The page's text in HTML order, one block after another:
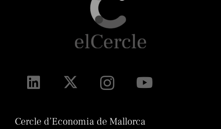
Cercle d’Economia de Mallorca